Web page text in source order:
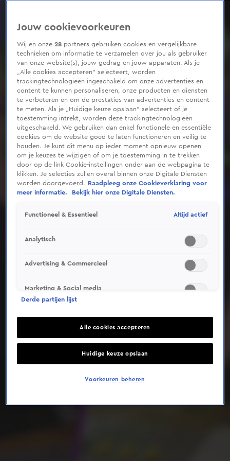
0
seconds
Deze video is niet beschikbaar op je huidige locatie
Jouw cookievoorkeuren
Wij en onze28 partners gebruiken cookies en vergelijkbare
technieken om informatie te verzamelen over jou als gebruiker
van onze website(s), jouw gedrag en jouw apparaten. Als je
„Alle cookies accepteren” selecteert, worden
trackingtechnologieën ingeschakeld om onze advertenties en
content te kunnen personaliseren, onze producten en diensten
te verbeteren en om de prestaties van advertenties en content
te meten. Als je „Huidige keuze opslaan” selecteert of je
toestemming intrekt, worden deze trackingtechnologieën
uitgeschakeld. We gebruiken dan enkel functionele en essentiële
cookies om de website goed te laten functioneren en veilig te
houden. Je kunt dit menu op ieder moment opnieuw openen
om je keuzes te wijzigen of om je toestemming in te trekken
door op de link Cookie-instellingen onder aan de webpagina te
klikken. Je selecties zullen overal binnen onze Digitale Diensten
worden doorgevoerd.
Raadpleeg onze Cookieverklaring voor
meer informatie.
Bekijk hier onze Digitale Diensten.
Functioneel & Essentieel Altijd actief
Analytisch
Advertising & Commercieel
Marketing & Social media
Derde partijen lijst
Alle cookies accepteren
Huidige keuze opslaan
Voorkeuren beheren